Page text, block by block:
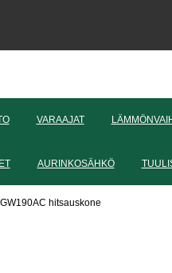
VARAAJAT
AURINKOSÄHKÖ
hitsauskone